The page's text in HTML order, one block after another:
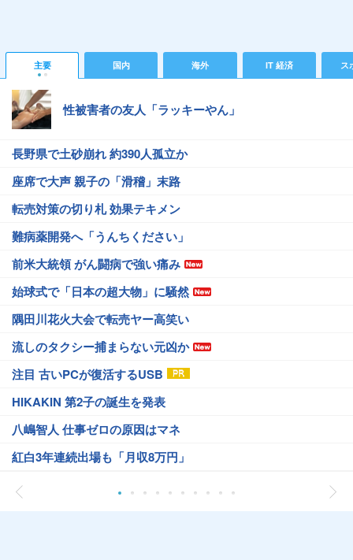
主要 国内 海外 IT 経済 ス
性被害者の友人「ラッキーやん」
長野県で土砂崩れ 約390人孤立か
座席で大声 親子の「滑稽」末路
転売対策の切り札 効果テキメン
難病薬開発へ「うんちください」
前米大統領 がん闘病で強い痛み
始球式で「日本の超大物」に騒然
隅田川花火大会で転売ヤー高笑い
流しのタクシー捕まらない元凶か
注目 古いPCが復活するUSB
HIKAKIN 第2子の誕生を発表
八嶋智人 仕事ゼロの原因はマネ
紅白3年連続出場も「月収8万円」